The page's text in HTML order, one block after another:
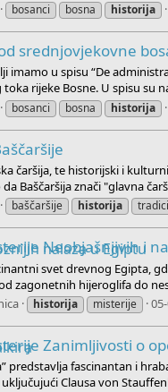
bosanci bosna historija
srednjovjekovne
imamo u spisu “De
rijeke Bosne. U spisu su
bosanci bosna historija
čaršija, te historijski i
Baščaršija znači "glavna
baščaršije historija
Neobjašnjivih i
svet drevnog Egipta,
zagonetnih hijeroglifa do
historija misterije
Zanimljivosti o
predstavlja fascinantan i
Clausa von